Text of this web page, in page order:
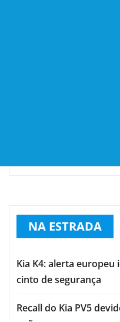
NA ESTRADA
Kia K4: alerta
cinto de segurança
Recall do Kia PV5